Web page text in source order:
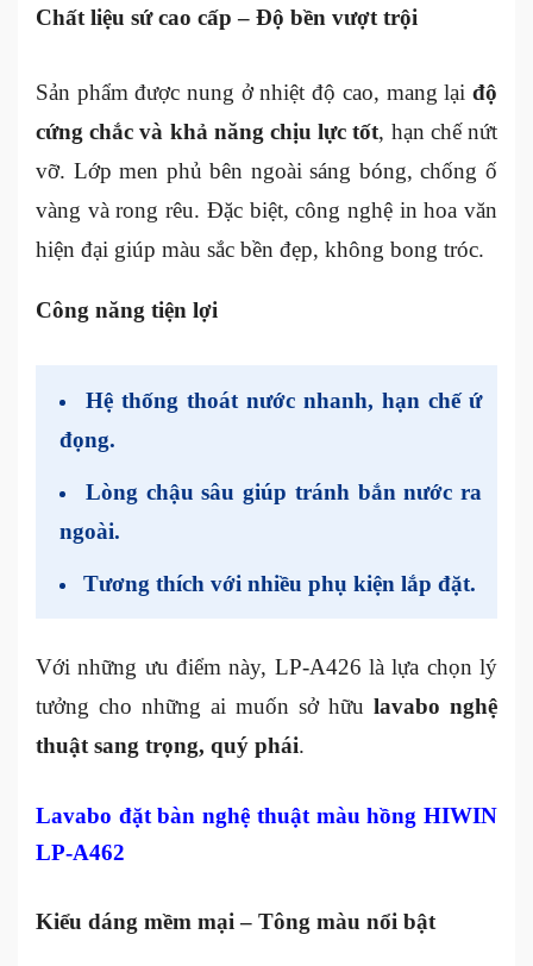
Chất liệu sứ cao cấp – Độ bền vượt trội
Sản phẩm được nung ở nhiệt độ cao, mang lại độ
cứng chắc và khả năng chịu lực tốt, hạn chế nứt
vỡ. Lớp men phủ bên ngoài sáng bóng, chống ố
vàng và rong rêu. Đặc biệt, công nghệ in hoa văn
hiện đại giúp màu sắc bền đẹp, không bong tróc.
Công năng tiện lợi
Hệ thống thoát nước nhanh, hạn chế ứ
đọng.
Lòng chậu sâu giúp tránh bắn nước ra
ngoài.
Tương thích với nhiều phụ kiện lắp đặt.
Với những ưu điểm này, LP-A426 là lựa chọn lý
tưởng cho những ai muốn sở hữu lavabo nghệ
thuật sang trọng, quý phái.
Lavabo đặt bàn nghệ thuật màu hồng HIWIN
LP-A462
Kiểu dáng mềm mại – Tông màu nổi bật